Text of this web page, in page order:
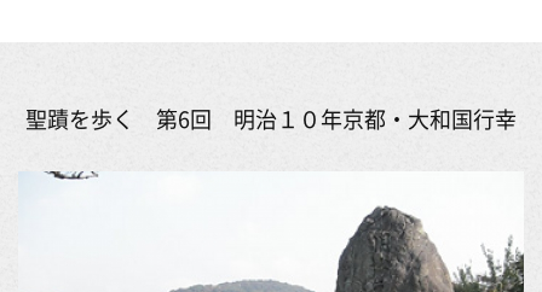
聖蹟を歩く 第6回 明治１０年京都・大和国行幸